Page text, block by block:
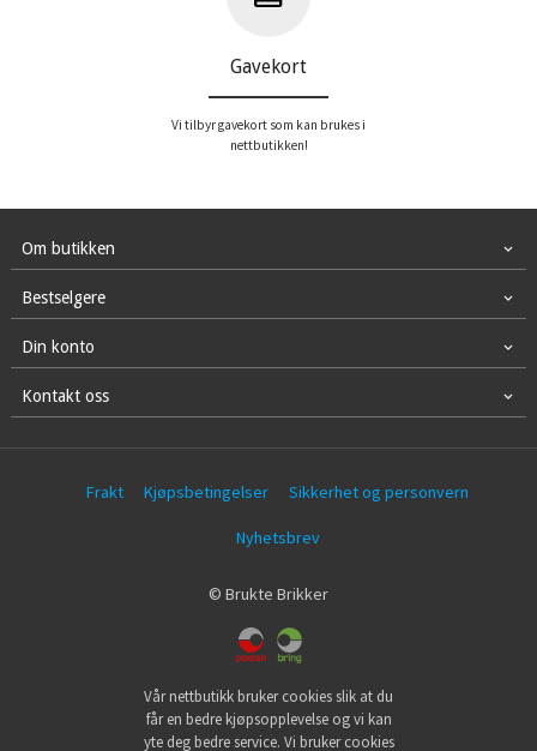
Gavekort
Vi tilbyr gavekort som kan brukes i
nettbutikken!
Om butikken
Bestselgere
Din konto
Kontakt oss
Frakt Kjøpsbetingelser Sikkerhet og personvern
Nyhetsbrev
© Brukte Brikker
Vår nettbutikk bruker cookies slik at du
får en bedre kjøpsopplevelse og vi kan
yte deg bedre service. Vi bruker cookies